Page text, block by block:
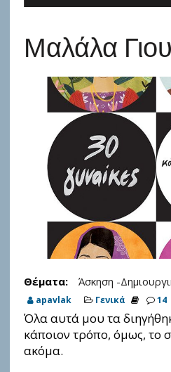
Μαλάλα
Θέματα: Άσκηση -
apavlak Γενικά 14
Όλα αυτά μου τα
κάποιον τρόπο, όμως, το
ακόμα.